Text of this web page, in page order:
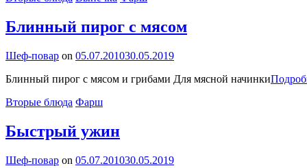
Блинный пирог с мясом
By
Шеф-повар on 05.07.201030.05.2019
Блинный пирог с мясом и грибами Для мясной начинки
Categories
Вторые блюда Фарш
Быстрый ужин
By
Шеф-повар on 05.07.201030.05.2019